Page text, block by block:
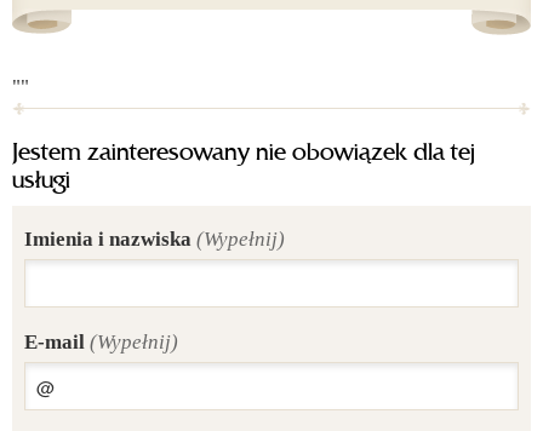
""
Jestem zainteresowany nie obowiązek dla tej
usługi
Imienia i nazwiska (Wypełnij)
E-mail (Wypełnij)